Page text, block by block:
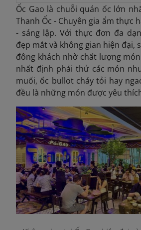
Ốc Gao là chuỗi quán ốc lớn
Thanh Ốc - Chuyên gia ẩm thực
- sáng lập. Với thực đơn đa
đẹp mắt và không gian hiện đại,
đông khách nhờ chất lượng
nhất định phải thử các món
muối, ốc bullot cháy tỏi hay
đều là những món được yêu